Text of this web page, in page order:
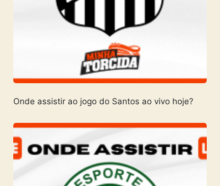
Onde assistir ao jogo do Santos ao vivo hoje?